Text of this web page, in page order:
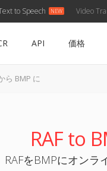
to Speech Video
API 価格
ら BMP に
RAF to
RAFをBMPにオン